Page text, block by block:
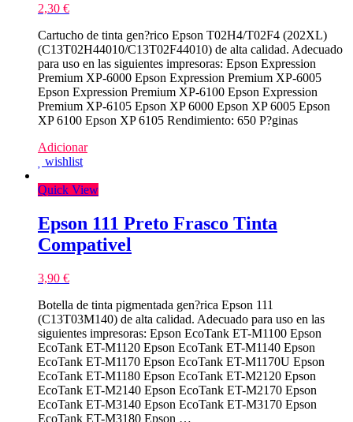
2,30 €
Cartucho de tinta gen?rico Epson T02H4/T02F4 (202XL)
(C13T02H44010/C13T02F44010) de alta calidad. Adecuado
para uso en las siguientes impresoras: Epson Expression
Premium XP-6000 Epson Expression Premium XP-6005
Epson Expression Premium XP-6100 Epson Expression
Premium XP-6105 Epson XP 6000 Epson XP 6005 Epson
XP 6100 Epson XP 6105 Rendimiento: 650 P?ginas
Adicionar
wishlist
Quick View
Epson 111 Preto Frasco Tinta
Compativel
3,90 €
Botella de tinta pigmentada gen?rica Epson 111
(C13T03M140) de alta calidad. Adecuado para uso en las
siguientes impresoras: Epson EcoTank ET-M1100 Epson
EcoTank ET-M1120 Epson EcoTank ET-M1140 Epson
EcoTank ET-M1170 Epson EcoTank ET-M1170U Epson
EcoTank ET-M1180 Epson EcoTank ET-M2120 Epson
EcoTank ET-M2140 Epson EcoTank ET-M2170 Epson
EcoTank ET-M3140 Epson EcoTank ET-M3170 Epson
EcoTank ET-M3180 Epson …